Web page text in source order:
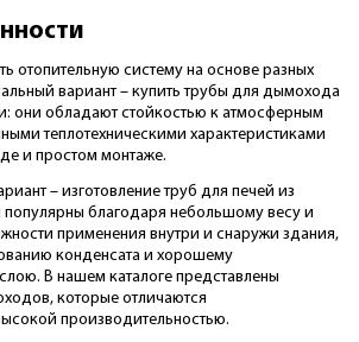
отопительную систему на основе разных
вариант – купить трубы для дымохода
они обладают стойкостью к атмосферным
теплотехническими характеристиками
и простом монтаже.
– изготовление труб для печей из
благодаря небольшому весу и
применения внутри и снаружи здания,
конденсата и хорошему
В нашем каталоге представлены
которые отличаются
производительностью.